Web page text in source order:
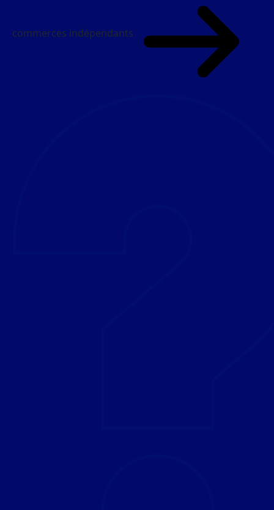
commerces indépendants